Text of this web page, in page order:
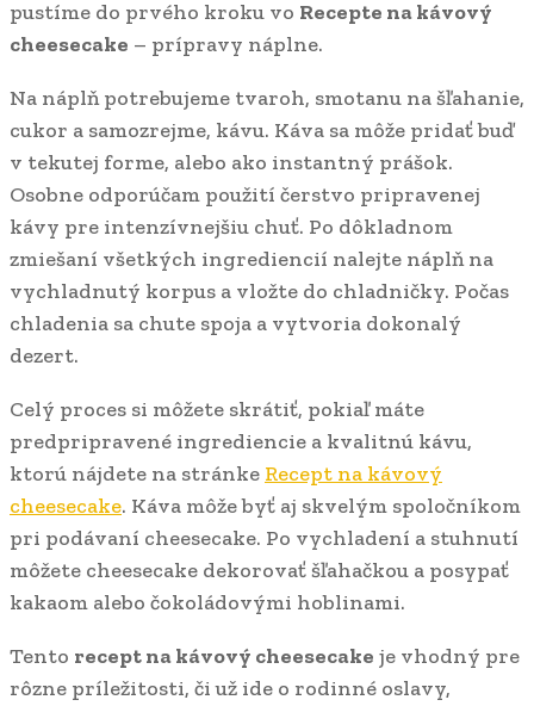
pustíme do prvého kroku vo Recepte na kávový
cheesecake – prípravy náplne.
Na náplň potrebujeme tvaroh, smotanu na šľahanie,
cukor a samozrejme, kávu. Káva sa môže pridať buď
v tekutej forme, alebo ako instantný prášok.
Osobne odporúčam použití čerstvo pripravenej
kávy pre intenzívnejšiu chuť. Po dôkladnom
zmiešaní všetkých ingrediencií nalejte náplň na
vychladnutý korpus a vložte do chladničky. Počas
chladenia sa chute spoja a vytvoria dokonalý
dezert.
Celý proces si môžete skrátiť, pokiaľ máte
predpripravené ingrediencie a kvalitnú kávu,
ktorú nájdete na stránke Recept na kávový
cheesecake. Káva môže byť aj skvelým spoločníkom
pri podávaní cheesecake. Po vychladení a stuhnutí
môžete cheesecake dekorovať šľahačkou a posypať
kakaom alebo čokoládovými hoblinami.
Tento recept na kávový cheesecake je vhodný pre
rôzne príležitosti, či už ide o rodinné oslavy,